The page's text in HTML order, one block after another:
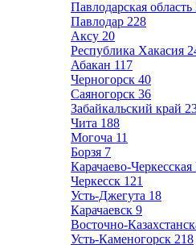
Павлодарская область
Павлодар 228
Аксу 20
Республика Хакасия
Абакан 117
Черногорск 40
Саяногорск 36
Забайкальский край
Чита 188
Могоча 11
Борзя 7
Карачаево-
Черкесск 121
Усть-Джегута 18
Карачаевск 9
Восточно-
Усть-Каменогорск 218